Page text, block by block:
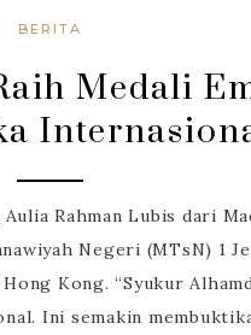
BERITA
Medali
Rahman Lubis dari
Negeri (MTsN) 1
Kong. “Syukur
Ini semakin